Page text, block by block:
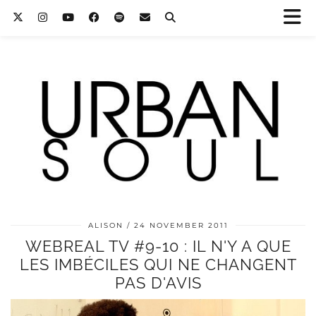
ALISON 24 NOVEMBER 2011
WEBREAL TV #9-10 : IL N'Y A QUE
LES IMBÉCILES QUI NE CHANGENT
PAS D'AVIS